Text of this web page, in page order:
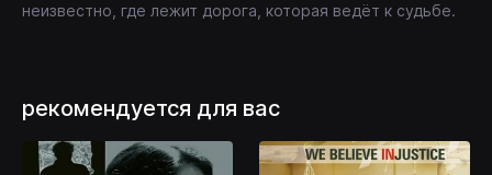
неизвестно, где лежит дорога, которая ведёт к судьбе.
рекомендуется для вас